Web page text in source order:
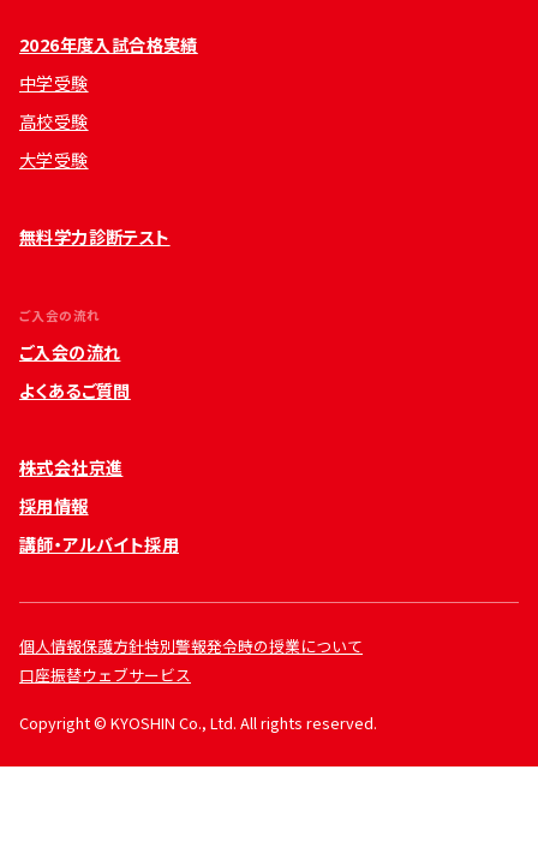
2026年度入試合格実績
中学受験
高校受験
大学受験
無料学力診断テスト
ご入会の流れ
ご入会の流れ
よくあるご質問
株式会社京進
採用情報
講師・アルバイト採用
個人情報保護方針特別警報発令時の授業について
口座振替ウェブサービス
Copyright © KYOSHIN Co., Ltd. All rights reserved.